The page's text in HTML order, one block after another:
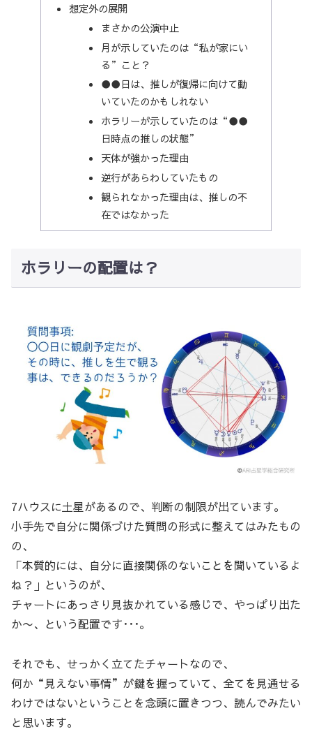
想定外の展開
まさかの公演中止
月が示していたのは“私が家にい
る”こと？
●●日は、推しが復帰に向けて動
いていたのかもしれない
ホラリーが示していたのは“●●
日時点の推しの状態”
天体が強かった理由
逆行があらわしていたもの
観られなかった理由は、推しの不
在ではなかった
ホラリーの配置は？
7ハウスに土星があるので、判断の制限が出ています。
小手先で自分に関係づけた質問の形式に整えてはみたもの
の、
「本質的には、自分に直接関係のないことを聞いているよ
ね？」というのが、
チャートにあっさり見抜かれている感じで、やっぱり出た
か〜、という配置です･･･。
それでも、せっかく立てたチャートなので、
何か“見えない事情”が鍵を握っていて、全てを見通せる
わけではないということを念頭に置きつつ、読んでみたい
と思います。